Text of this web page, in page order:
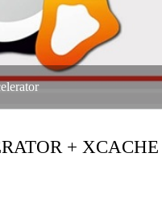
+ XCACHE